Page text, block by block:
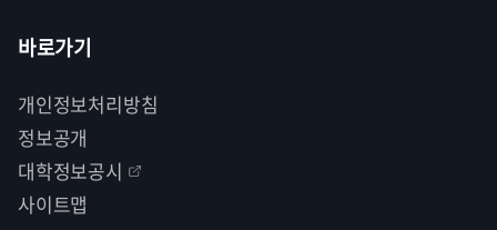
바로가기
개인정보처리방침
정보공개
대학정보공시
사이트맵